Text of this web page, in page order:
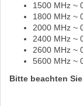
1500 MHz ~
1800 MHz ~
2000 MHz ~
2400 MHz ~
2600 MHz ~
5600 MHz ~
Bitte beachten